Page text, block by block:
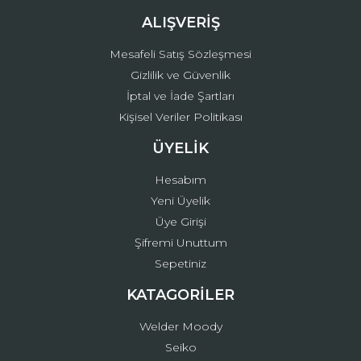
ALIŞVERİŞ
Mesafeli Satış Sözleşmesi
Gizlilik ve Güvenlik
İptal ve İade Şartları
Kişisel Veriler Politikası
ÜYELİK
Hesabım
Yeni Üyelik
Üye Girişi
Şifremi Unuttum
Sepetiniz
KATAGORİLER
Welder Moody
Seiko